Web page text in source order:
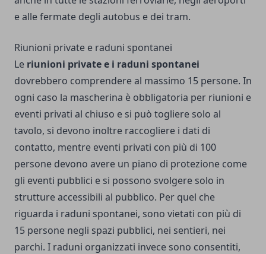
e alle fermate degli autobus e dei tram.
Riunioni private e raduni spontanei
Le riunioni private e i raduni spontanei
dovrebbero comprendere al massimo 15 persone. In
ogni caso la mascherina è obbligatoria per riunioni e
eventi privati al chiuso e si può togliere solo al
tavolo, si devono inoltre raccogliere i dati di
contatto, mentre eventi privati ​​con più di 100
persone devono avere un piano di protezione come
gli eventi pubblici e si possono svolgere solo in
strutture accessibili al pubblico. Per quel che
riguarda i raduni spontanei, sono vietati con più di
15 persone negli spazi pubblici, nei sentieri, nei
parchi. I raduni organizzati invece sono consentiti,